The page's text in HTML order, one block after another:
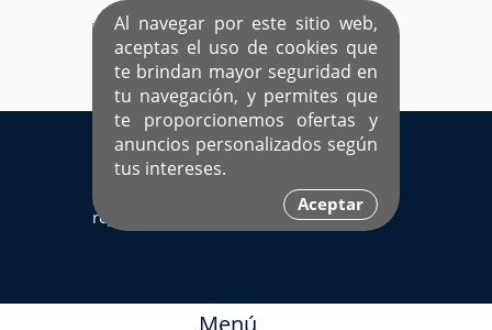
Al navegar por este sitio web,
aceptas el uso de cookies que
te brindan mayor seguridad en
tu navegación, y permites que
te proporcionemos ofertas y
anuncios personalizados según
tus intereses.
Aceptar
EL ÚNICO SITIO DEDICADO A SOLTEROS
HISPANOS COMO TÚ
Ingresa aquí
Sí ya estás
registrado
Menú